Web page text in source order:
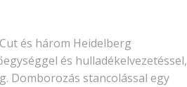
és három Heidelberg
és hulladékelvezetéssel,
Domborozás stancolással egy